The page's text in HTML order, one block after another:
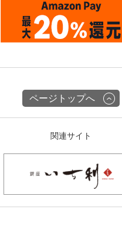
ページトップへ
関連サイト